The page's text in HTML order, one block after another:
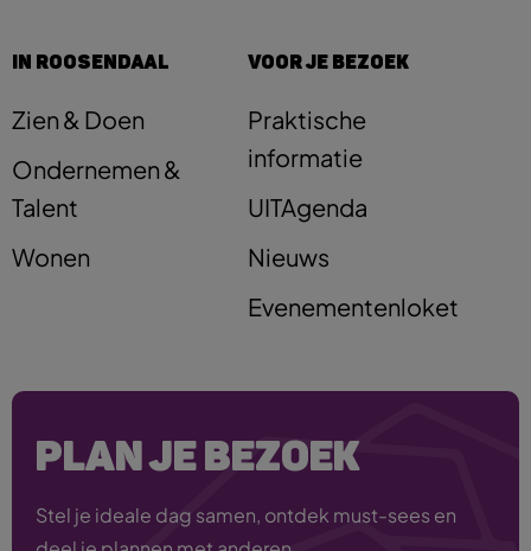
IN ROOSENDAAL
Zien & Doen
Ondernemen &
Talent
Wonen
VOOR JE BEZOEK
Praktische
informatie
UITAgenda
Nieuws
Evenementenloket
PLAN JE BEZOEK
Stel je ideale dag samen, ontdek must-sees en